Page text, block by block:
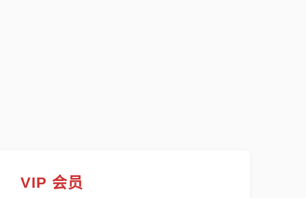
VIP 会员